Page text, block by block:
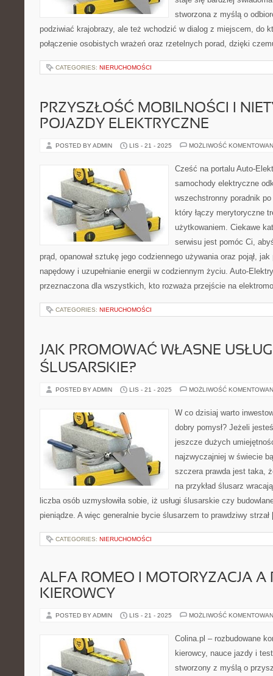
stworzona z myślą o
podziwiać krajobrazy, ale też wchodzić w dialog z miejscem, do
połączenie osobistych wrażeń oraz rzetelnych porad, dzięki
CATEGORIES: NIERUCHOMOŚCI
PRZYSZŁOŚĆ MOBILNOŚCI I
POJAZDY ELEKTRYCZNE
POSTED BY ADMIN LIS - 21 - 2025 MOŻLIWOŚĆ
Cześć na portalu Auto-
samochody elektryczne
wszechstronny poradnik
który łączy merytoryczne
użytkowaniem. Ciekawe
serwisu jest pomóc Ci,
prąd, opanował sztukę jego codziennego używania oraz pojął,
napędowy i uzupełnianie energii w codziennym życiu. Auto-
przeznaczona dla wszystkich, kto rozważa przejście na
CATEGORIES: NIERUCHOMOŚCI
JAK PROMOWAĆ WŁASNE
ŚLUSARSKIE?
POSTED BY ADMIN LIS - 21 - 2025 MOŻLIWOŚĆ
W co dzisiaj warto
dobry pomysł? Jeżeli
jeszcze dużych
najzwyczajniej w świecie
szczera prawda jest taka,
na przykład ślusarz
liczba osób uzmysłowiła sobie, iż usługi ślusarskie czy
pieniądze. A więc generalnie bycie ślusarzem to prawdziwy
CATEGORIES: NIERUCHOMOŚCI
ALFA ROMEO I MOTORYZACJA A
KIEROWCY
POSTED BY ADMIN LIS - 21 - 2025 MOŻLIWOŚĆ
Colina.pl – rozbudowane
kierowcy, nauce jazdy i
stworzony z myślą o